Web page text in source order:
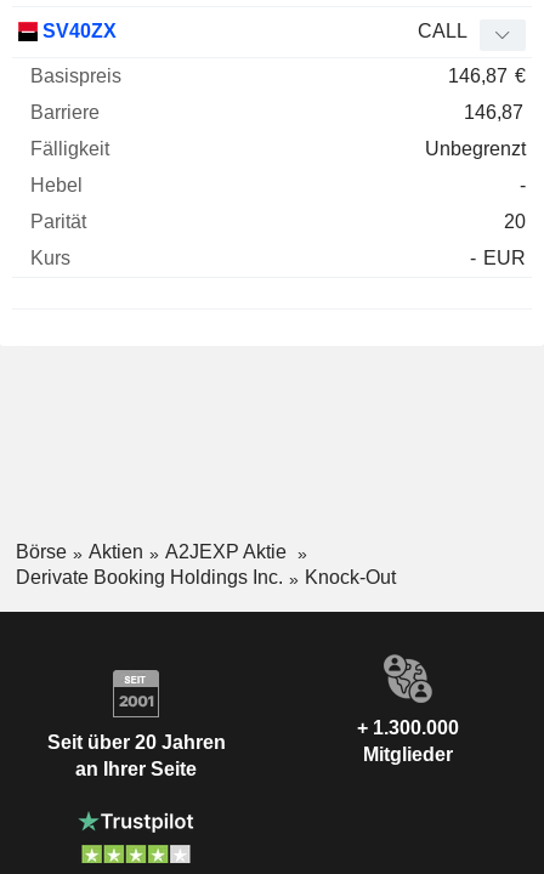
SV40ZX CALL
146,87 €
146,87
Unbegrenzt
-
20
- EUR
Börse Aktien
A2JEXP Aktie
Derivate Booking Holdings Inc.
Knock-Out
Seit über 20 Jahren
an Ihrer Seite
+ 1.300.000
Mitglieder